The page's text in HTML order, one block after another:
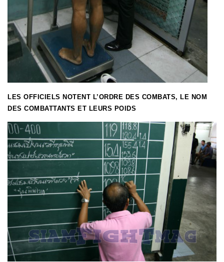
LES OFFICIELS NOTENT L’ORDRE DES COMBATS, LE NOM
DES COMBATTANTS ET LEURS POIDS